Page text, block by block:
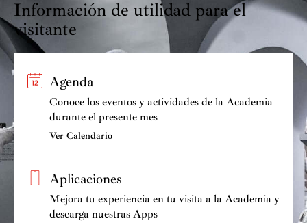
Información de utilidad para el
visitante
Agenda
Conoce los eventos y actividades de la Academia
durante el presente mes
Ver Calendario
Aplicaciones
Mejora tu experiencia en tu visita a la Academia y
descarga nuestras Apps